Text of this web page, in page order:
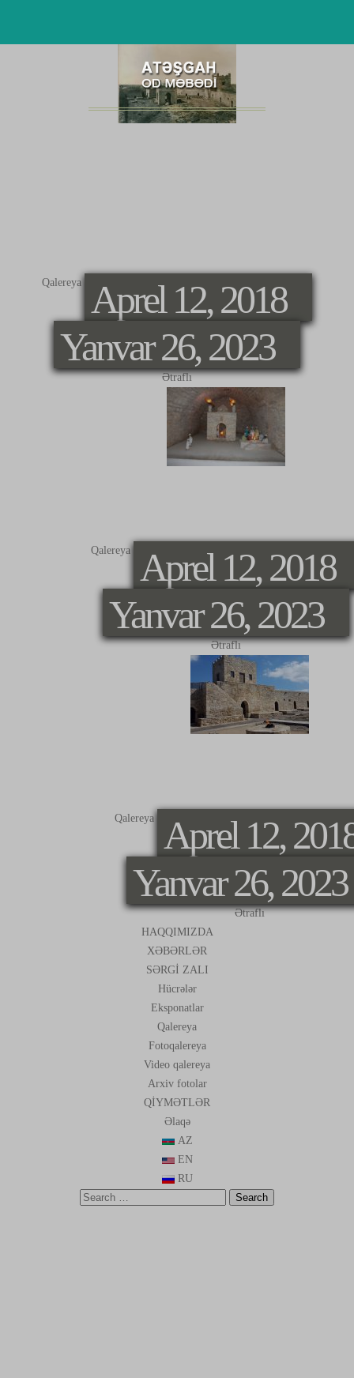
Qalereya
Aprel 12, 2018
Yanvar 26, 2023
Ətraflı
Qalereya
Aprel 12, 2018
Yanvar 26, 2023
Ətraflı
Qalereya
Aprel 12,
Yanvar 26, 2023
Ətraflı
HAQQIMIZDA
XƏBƏRLƏR
SƏRGİ ZALI
Hücrələr
Eksponatlar
Qalereya
Fotoqalereya
Video qalereya
Arxiv fotolar
QİYMƏTLƏR
Əlaqə
AZ
EN
RU
Search